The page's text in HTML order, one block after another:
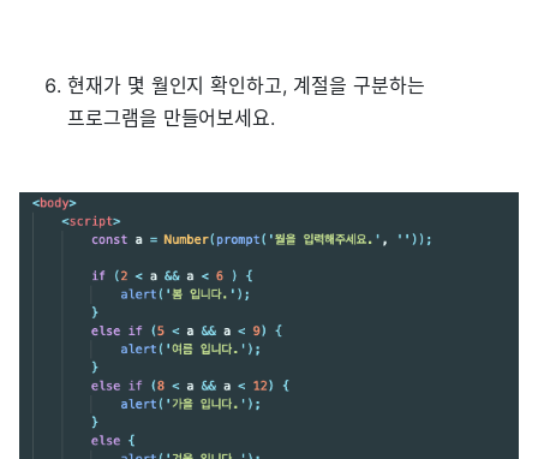
현재가 몇 월인지 확인하고, 계절을 구분하는
프로그램을 만들어보세요.